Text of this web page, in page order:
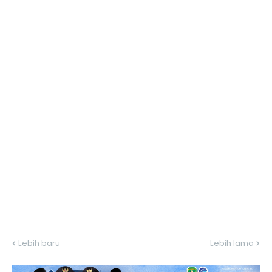
Lebih baru Lebih lama